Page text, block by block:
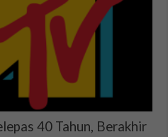
40 Tahun, Berakhir